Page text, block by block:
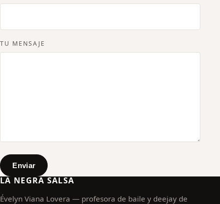
TU MENSAJE
Enviar
LA NEGRA SALSA
Évelyn Viana Lovera — profesora de baile y deejay de